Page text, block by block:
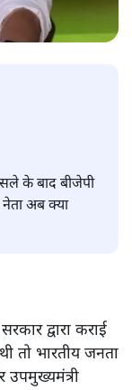
के बाद बीजेपी
अब क्या
द्वारा कराई
तो भारतीय जनता
उपमुख्यमंत्री